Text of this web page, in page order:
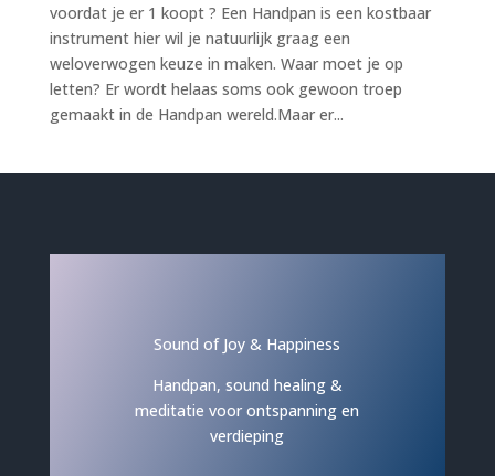
voordat je er 1 koopt ? Een Handpan is een kostbaar
instrument hier wil je natuurlijk graag een
weloverwogen keuze in maken. Waar moet je op
letten? Er wordt helaas soms ook gewoon troep
gemaakt in de Handpan wereld.Maar er...
Sound of Joy & Happiness
Handpan, sound healing &
meditatie voor ontspanning en
verdieping